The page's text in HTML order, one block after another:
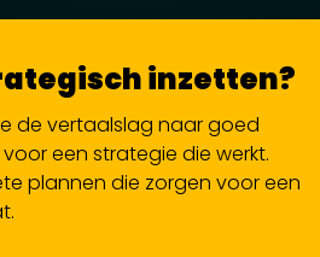
inzetten?
de vertaalslag naar goed
een strategie die werkt.
plannen die zorgen voor een